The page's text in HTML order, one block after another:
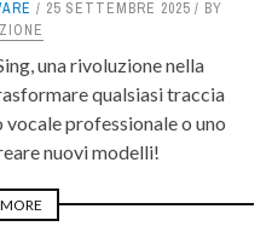
25 SETTEMBRE 2025
BY
una rivoluzione nella
qualsiasi traccia
professionale o uno
nuovi modelli!